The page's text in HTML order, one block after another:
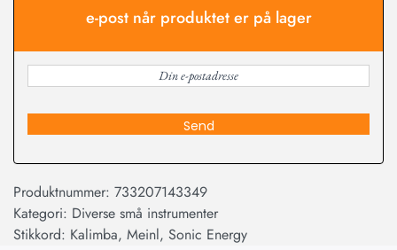
e-post når produktet er på lager
Send
Produktnummer: 733207143349
Kategori: Diverse små instrumenter
Stikkord: Kalimba, Meinl, Sonic Energy